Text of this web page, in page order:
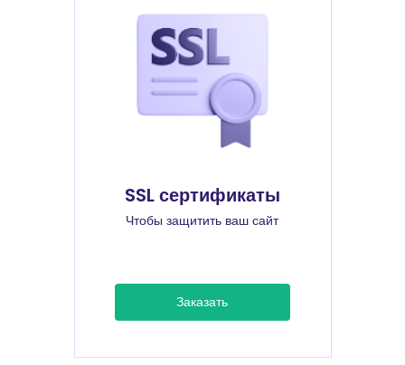
SSL сертификаты
Чтобы защитить ваш сайт
Заказать